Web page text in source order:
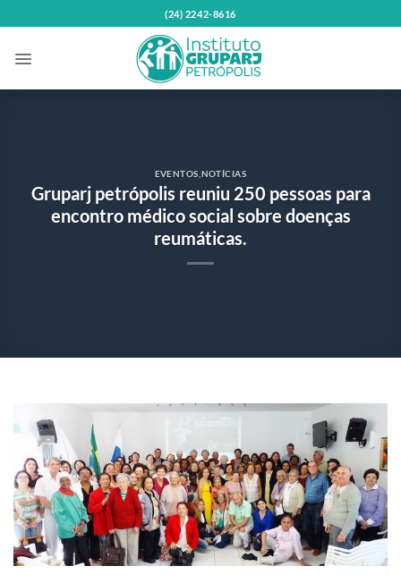
to
(24) 2242-8616
EVENTOS NOTÍCIAS
Gruparj petrópolis reuniu 250 pessoas para
encontro médico social sobre doenças
reumáticas.